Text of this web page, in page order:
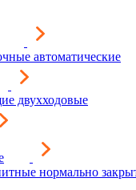
автоматические
двухходовые
нормально